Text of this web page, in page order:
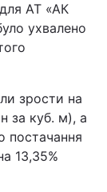
АТ «АК
ухвалено
зрости на
за куб. м), а
постачання
13,35%